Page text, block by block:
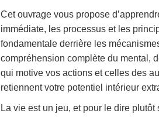
Cet ouvrage vous propose
immédiate, les processus et les
fondamentale derrière les
compréhension complète du mental,
qui motive vos actions et celles des
retiennent votre potentiel intérieur
La vie est un jeu, et pour le dire